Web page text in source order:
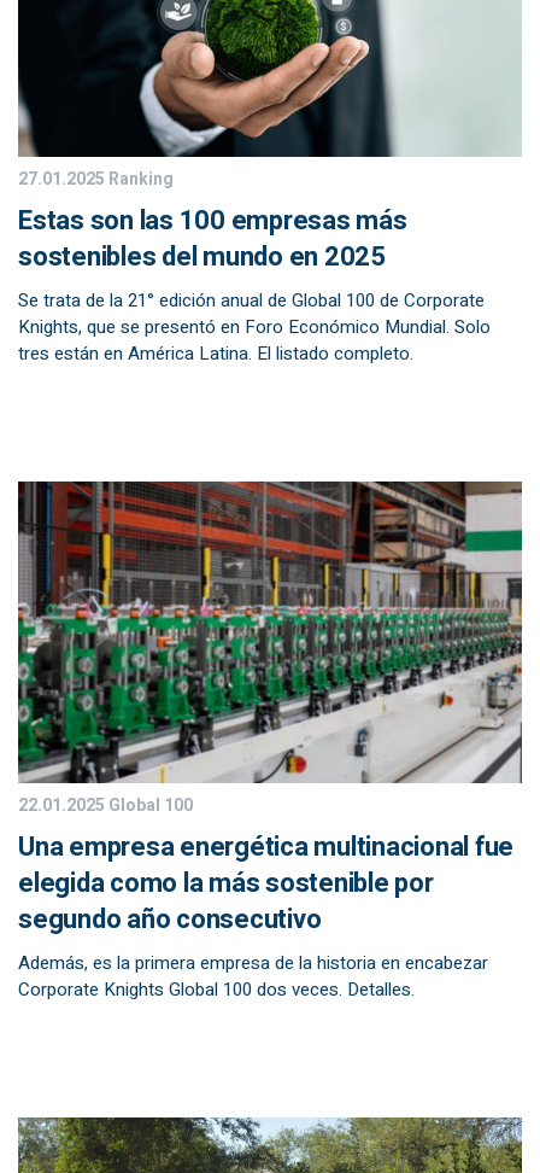
27.01.2025 Ranking
Estas son las 100 empresas más
sostenibles del mundo en 2025
Se trata de la 21° edición anual de Global 100 de Corporate
Knights, que se presentó en Foro Económico Mundial. Solo
tres están en América Latina. El listado completo.
22.01.2025 Global 100
Una empresa energética multinacional fue
elegida como la más sostenible por
segundo año consecutivo
Además, es la primera empresa de la historia en encabezar
Corporate Knights Global 100 dos veces. Detalles.